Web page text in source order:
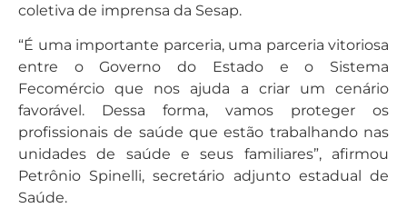
coletiva de imprensa da Sesap.
“É uma importante parceria, uma parceria vitoriosa
entre o Governo do Estado e o Sistema
Fecomércio que nos ajuda a criar um cenário
favorável. Dessa forma, vamos proteger os
profissionais de saúde que estão trabalhando nas
unidades de saúde e seus familiares”, afirmou
Petrônio Spinelli, secretário adjunto estadual de
Saúde.